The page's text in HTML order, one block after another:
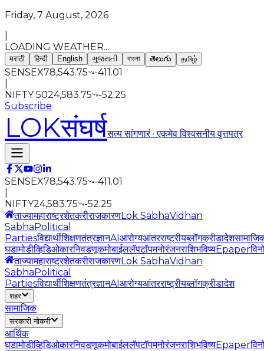
Friday, 7 August, 2026
LOADING WEATHER...
मराठी हिन्दी English ગુજરાતી বাংলা తెలుగు தமிழ்
SENSEX78,543.75
-411.01
NIFTY 5024,583.75
-52.25
Subscribe
LOKसंघर्षसत्य सांगणारं · एकमेव विश्वसनीय वृत्तपत्र
SENSEX78,543.75
-411.01
NIFTY24,583.75
-52.25
ताज्यामहाराष्ट्रशेतकरीराजकारणLok SabhaVidhan
SabhaPolitical
Partiesविद्यार्थीशिक्षणतंत्रज्ञानAIआरोग्यआंतरराष्ट्रीयब्लॉगक्रीडादेश
घडामोडीव्हिडिओकारनिवडणूकमोबाईललॅपटॉपमनोरंजनराशिभविष्यEpaper
ताज्यामहाराष्ट्रशेतकरीराजकारणLok SabhaVidhan
SabhaPolitical
Partiesविद्यार्थीशिक्षणतंत्रज्ञानAIआरोग्यआंतरराष्ट्रीयब्लॉगक्रीडादेश
शहर
सामाजिक
सरकारी नोकरी
आर्थिक
घडामोडीव्हिडिओकारनिवडणूकमोबाईललॅपटॉपमनोरंजनराशिभविष्यEpaper